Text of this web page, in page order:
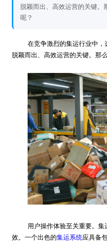
脱颖而出、高效运营的关键。
呢？
在竞争激烈的集运行业中
脱颖而出、高效运营的关键。那
用户操作体验至关重要。
效。一个出色的集运系统应具备